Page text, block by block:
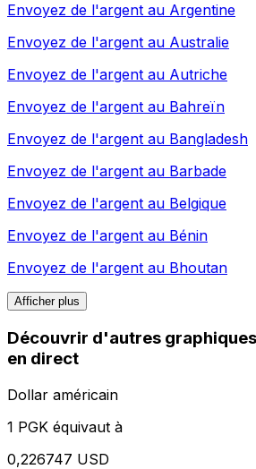
Envoyez de l'argent au Argentine
Envoyez de l'argent au Australie
Envoyez de l'argent au Autriche
Envoyez de l'argent au Bahreïn
Envoyez de l'argent au Bangladesh
Envoyez de l'argent au Barbade
Envoyez de l'argent au Belgique
Envoyez de l'argent au Bénin
Envoyez de l'argent au Bhoutan
Afficher plus
Découvrir d'autres
en direct
Dollar américain
1 PGK équivaut à
0,226747 USD